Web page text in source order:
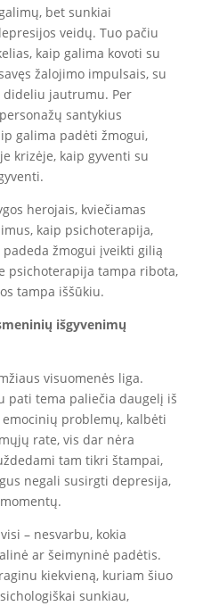
bet sunkiai
veidų. Tuo pačiu
kaip galima kovoti su
žalojimo impulsais, su
dideliu jautrumu. Per
santykius
galima padėti žmogui,
krizėje, kaip gyventi su
herojais, kviečiamas
kaip psichoterapija,
žmogui įveikti gilią
psichoterapija tampa ribota,
tampa iššūkiu.
išgyvenimų
visuomenės liga.
pati tema paliečia daugelį iš
problemų, kalbėti
rate, vis dar nėra
tam tikri štampai,
negali susirgti depresija,
– nesvarbu, kokia
ar šeimyninė padėtis.
kiekvieną, kuriam šiuo
sunkiau,